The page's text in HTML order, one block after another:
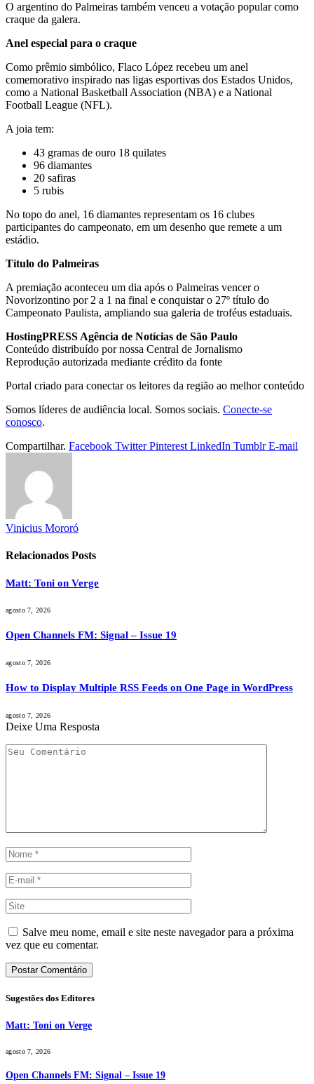
O argentino do Palmeiras também venceu a votação popular como
craque da galera.
Anel especial para o craque
Como prêmio simbólico, Flaco López recebeu um anel
comemorativo inspirado nas ligas esportivas dos Estados Unidos,
como a National Basketball Association (NBA) e a National
Football League (NFL).
A joia tem:
43 gramas de ouro 18 quilates
96 diamantes
20 safiras
5 rubis
No topo do anel, 16 diamantes representam os 16 clubes
participantes do campeonato, em um desenho que remete a um
estádio.
Título do Palmeiras
A premiação aconteceu um dia após o Palmeiras vencer o
Novorizontino por 2 a 1 na final e conquistar o 27º título do
Campeonato Paulista, ampliando sua galeria de troféus estaduais.
HostingPRESS Agência de Notícias de São Paulo
Conteúdo distribuído por nossa Central de Jornalismo
Reprodução autorizada mediante crédito da fonte
Portal criado para conectar os leitores da região ao melhor conteúdo
Somos líderes de audiência local. Somos sociais. Conecte-se
conosco.
Compartilhar. Facebook Twitter Pinterest LinkedIn Tumblr E-mail
Vinicius Mororó
Relacionados Posts
Matt: Toni on Verge
agosto 7, 2026
Open Channels FM: Signal – Issue 19
agosto 7, 2026
How to Display Multiple RSS Feeds on One Page in WordPress
agosto 7, 2026
Deixe Uma Resposta
Salve meu nome, email e site neste navegador para a próxima
vez que eu comentar.
Sugestões dos Editores
Matt: Toni on Verge
agosto 7, 2026
Open Channels FM: Signal – Issue 19